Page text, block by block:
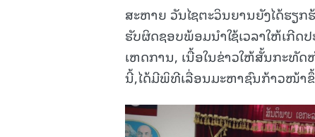
ສະຫາຍ ວັນໄຊຕະວິນຍານຍັງໄດ້ຮຽ
ຮັບຜິດຊອບພ້ອມນໍາໃຊ້ເວລາໃຫ້ເກີ
ເຫດການ, ເນື້ອໃນຂ່າວໃຫ້ສັ້ນກະທັ
ນີ້,ໄດ້ມີພິທີເລື່ອນມະຫາຊົນກ້າວໜ້າ